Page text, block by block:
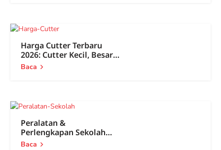
Harga Cutter Terbaru
2026: Cutter Kecil, Besar
Semua Ada!
Baca
Peralatan &
Perlengkapan Sekolah
Lengkap 2026, dari TK
Baca